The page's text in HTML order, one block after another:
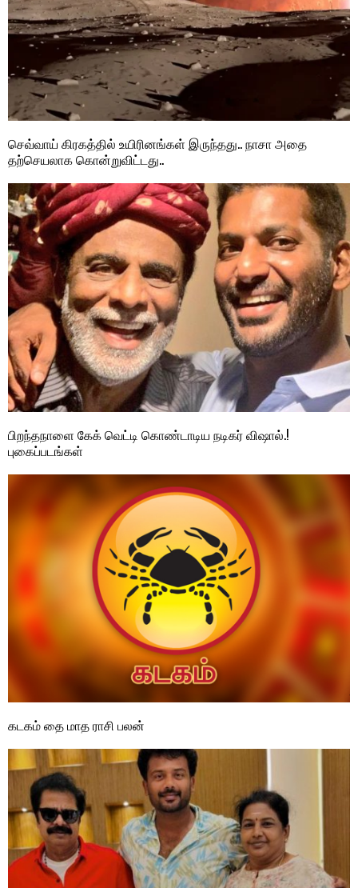
செவ்வாய் கிரகத்தில் உயிரினங்கள் இருந்தது.. நாசா அதை
தற்செயலாக கொன்றுவிட்டது..
பிறந்தநாளை கேக் வெட்டி கொண்டாடிய நடிகர் விஷால்.!
புகைப்படங்கள்
கடகம் தை மாத ராசி பலன்